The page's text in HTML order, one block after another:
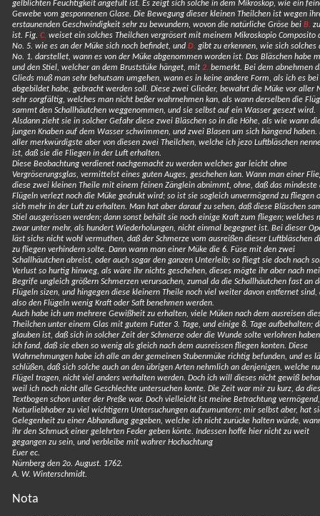
gelblichten Feuchtigkeit angefült ist. Es zeigt sich solche in dem Mikroskop, wie ein
Gewebe vom gesponnenen Glase. Die Bewegung dieser kleinen Theilchen ist wegen
erstaunenden Geschwindigkeit sehr zu bewundern, wovon die natürliche Gröse bei B.
ist. Fig. C. weiset ein solches Theilchen vergrösert mit meinem Mikroskopio Composito
No. 5. wie es an der Müke sich noch befindet, und D. gibt zu erkennen, wie sich solches
No. 1. darstellet, wann es von der Müke abgenommen worden ist. Das Bläschen habe
und den Stiel, welcher an dem Bruststüke hänget, mit 2. bemerkt. Bei dem abnehmen
Glieds muß man sehr behutsam umgehen, wann es in keine andere Form, als ich es bei
abgebildet habe, gebracht werden soll. Diese zwei Glieder, bewahrt die Müke vor aller
sehr sorgfältig, welches man nicht beßer wahrnehmen kan, als wann derselben die
sammt den Schallhäutchen weggenommen, und sie selbst auf ein Wasser gesezt wird.
Alsdann zieht sie in solcher Gefahr diese zwei Bläschen so in die Höhe, als wie wann
jungen Knaben auf dem Wasser schwimmen, und zwei Blasen um sich hängend haben.
aller merkwürdigste aber von diesen zwei Theilchen, welche ich jezo Luftbläschen
ist, daß sie die Fliegen in der Luft erhalten.
Diese Beobachtung verdienet nachgemacht zu werden welches gar leicht ohne
Vergröserungsglas, vermittelst eines guten Auges, geschehen kan. Wann man einer
diese zwei kleinen Theile mit einem feinen Zänglein abnimmt, ohne, daß das mindeste
Flügeln verlezt noch die Müke gedrukt wird; so ist sie sogleich unvermögend zu fliegen
sich mehr in der Luft zu erhalten. Man hat aber darauf zu sehen, daß diese Bläschen
Stiel ausgerissen werden; dann sonst behält sie noch einige Kraft zum fliegen; welches
zwar unter mehr, als hundert Wiederholungen, nicht einmal begegnet ist. Bei dieser
läst sichs nicht wohl vermuthen, daß der Schmerze vom ausreißen dieser Luftbläschen
zu fliegen verhindern solte. Dann wann man einer Müke die 6. Füse mit den zwei
Schallhäutchen abreist, oder auch sogar den ganzen Unterleib; so fliegt sie doch nach
Verlust so hurtig hinweg, als wäre ihr nichts geschehen, dieses mögte ihr aber nach
Begrife ungleich größern Schmerzen verursachen, zumal da die Schallhäutchen fast an
Flügeln sizen, und hingegen diese kleinern Theile noch viel weiter davon entfernet sind,
also den Flügeln wenig Kraft oder Saft benehmen werden.
Auch habe ich um mehrere Gewißheit zu erhalten, viele Müken nach dem ausreisen
Theilchen unter einem Glas mit gutem Futter 3. Tage, und einige 8. Tage aufbehalten;
glauben ist, daß sich in solcher Zeit der Schmerze oder die Wunde solte verlohren
ich fand, daß sie eben so wenig als gleich nach dem ausreissen fliegen konten. Diese
Wahrnehmungen habe ich alle an der gemeinen Stubenmüke richtig befunden, und es
schlüßen, daß sich solche auch an den übrigen Arten nehmlich an denjenigen, welche
Flügel tragen, nicht viel anders verhalten werden. Doch ich will dieses nicht gewiß
weil ich noch nicht alle Geschlechte untersuchen konte. Die Zeit war mir zu kurz, da
Textbogen schon unter der Preße war. Doch vielleicht ist meine Betrachtung
Naturliebhaber zu viel wichtigern Untersuchungen aufzumuntern; mir selbst aber, hat
Gelegenheit zu einer Abhandlung gegeben, welche ich nicht zurücke halten würde,
ihr den Schmuck einer gelehrten Feder geben könte. Indessen hoffe hier nicht zu weit
gegangen zu sein, und verbleibe mit wahrer Hochachtung
Euer ec.
Nürnberg den 2o. August. 1762.
A. W. Winterschmidt.
Nota